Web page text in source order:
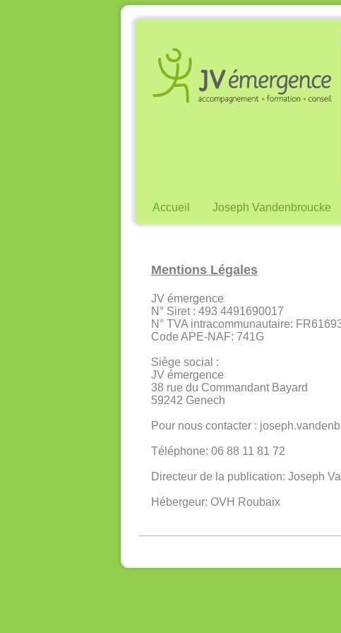
Accueil Joseph Vandenbroucke
Mentions Légales
JV émergence
N° Siret : 493 4491690017
N° TVA intracommunautaire:
Code APE-NAF: 741G
Siège social :
JV émergence
38 rue du Commandant Bayard
59242 Genech
Pour nous contacter :
Téléphone: 06 88 11 81 72
Directeur de la publication: Joseph
Hébergeur: OVH Roubaix